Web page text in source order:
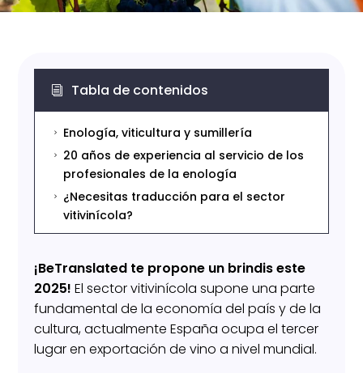
i Tabla de contenidos
5 Enología, viticultura y sumillería
5
20 años de experiencia al servicio de los
profesionales de la enología
5
¿Necesitas traducción para el sector
vitivinícola?
¡BeTranslated te propone un brindis este
2025! El sector vitivinícola supone una parte
fundamental de la economía del país y de la
cultura, actualmente España ocupa el tercer
lugar en exportación de vino a nivel mundial.